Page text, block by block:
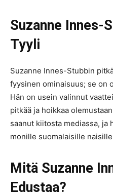
Suzanne Innes-
Tyyli
Suzanne Innes-Stubbin
fyysinen ominaisuus; se on
Hän on usein valinnut
pitkää ja hoikkaa
saanut kiitosta mediassa, ja
monille suomalaisille
Mitä Suzanne
Edustaa?